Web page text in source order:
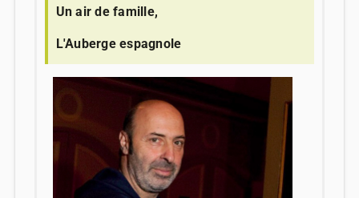
Un air de famille,
L'Auberge espagnole